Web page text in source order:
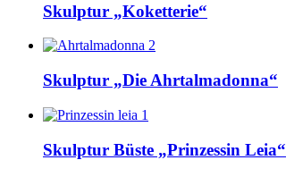
Skulptur „Koketterie“
Skulptur „Die Ahrtalmadonna“
Skulptur Büste „Prinzessin Leia“